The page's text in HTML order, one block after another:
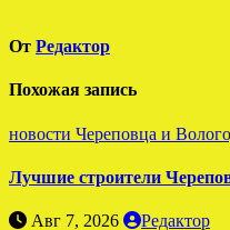
От Редактор
Похожая запись
новости Череповца и
Лучшие строители
Авг 7, 2026
Редактор